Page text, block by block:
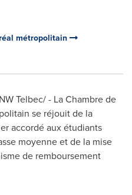
métropolitain
Telbec/ - La Chambre de
se réjouit de la
accordé aux étudiants
moyenne et de la mise
de remboursement